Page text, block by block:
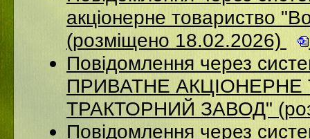
акціонерне товариство
(розміщено 18.02.2026)
Повідомлення через
ПРИВАТНЕ АКЦIОНЕРНЕ
ТРАКТОРНИЙ ЗАВОД"
Повідомлення через